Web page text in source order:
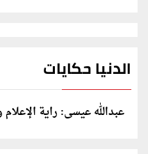
الدنيا حكايات
عبدالله عيسى: راية